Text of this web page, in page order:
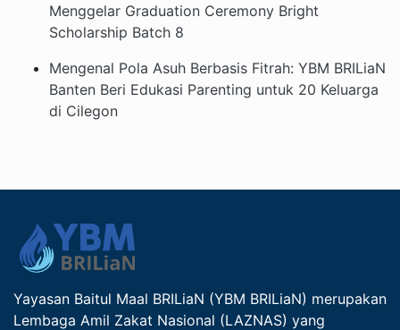
Menggelar Graduation Ceremony Bright
Scholarship Batch 8
Mengenal Pola Asuh Berbasis Fitrah: YBM BRILiaN
Banten Beri Edukasi Parenting untuk 20 Keluarga
di Cilegon
Yayasan Baitul Maal BRILiaN (YBM BRILiaN) merupakan
Lembaga Amil Zakat Nasional (LAZNAS) yang